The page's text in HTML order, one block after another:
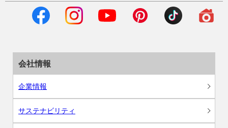
会社情報
企業情報
サステナビリティ